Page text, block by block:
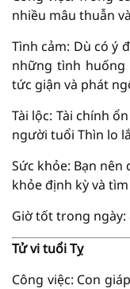
nhiều mâu thuẫn
Tình cảm: Dù có ý
những tình huống
tức giận và phát
Tài lộc: Tài chính
người tuổi Thìn lo
Sức khỏe: Bạn
khỏe định kỳ và
Giờ tốt trong ngày:
Tử vi tuổi Tỵ
Công việc: Con